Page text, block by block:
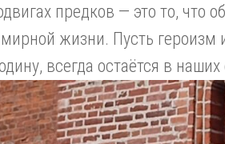
предков — это то, что
жизни. Пусть героизм
всегда остаётся в наших